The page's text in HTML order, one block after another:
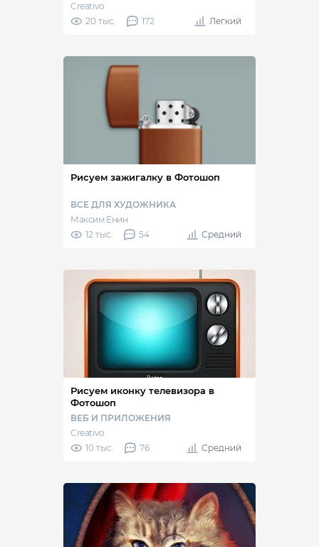
Creativo
20 тыс.
172 Легкий
Рисуем зажигалку в Фотошоп
ВСЕ ДЛЯ ХУДОЖНИКА
Максим Енин
12 тыс.
54 Средний
Рисуем иконку телевизора в
Фотошоп
ВЕБ И ПРИЛОЖЕНИЯ
Creativo
10 тыс.
76 Средний